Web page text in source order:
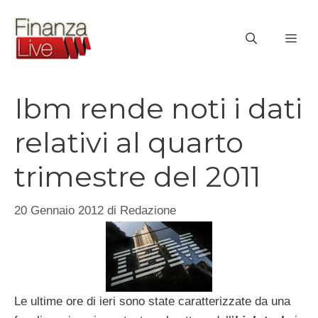
contenuto
Ibm rende noti i dati
relativi al quarto
trimestre del 2011
20 Gennaio 2012 di Redazione
Le ultime ore di ieri sono state caratterizzate da una